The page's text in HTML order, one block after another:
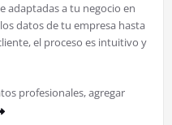
adaptadas a tu negocio en
datos de tu empresa hasta
el proceso es intuitivo y
profesionales, agregar